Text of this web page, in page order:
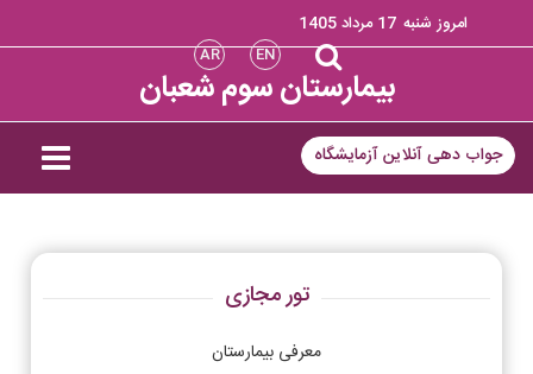
امروز شنبه 17 مرداد 1405
EN
AR
بیمارستان سوم شعبان
جواب دهی آنلاین آزمایشگاه
تور مجازی
معرفی بیمارستان